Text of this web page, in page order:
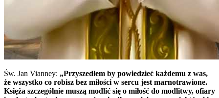
Św. Jan Vianney: „Przyszedłem by powiedzieć każdemu z was,
że wszystko co robisz bez miłości w sercu jest marnotrawione.
Księża szczególnie muszą modlić się o miłość do modlitwy, ofiary